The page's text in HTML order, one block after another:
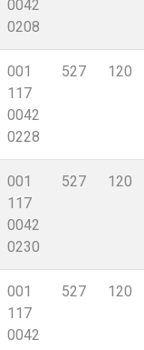
0042
0208
001
117
0042
0228
527 120
001
117
0042
0230
527 120
001
117
0042
527 120